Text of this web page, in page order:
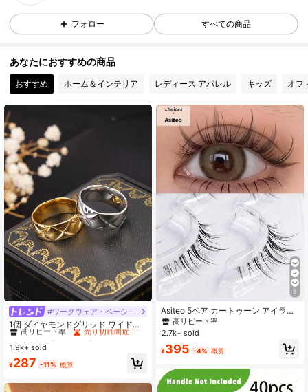
4.80 1 フォロワー
フォロー すべての商品
あなたにおすすめの商品
おすすめ ホーム＆インテリア レディース アパレル キッズ オフ
#ワークウェア・ベーシックス
1個 ダイヤモンドグリッド ワイドチ
タンリング、ゴールド/シルバーカラ
ー、ファッショナブルなパーソナラ
イズ、女性用、デイリーウェア&パー
ティーギフトに最適
#1 ベストセラー
18 Kゴールドメッキ 女性用リング
高リピート率
売り切れ間近！
#1 ベストセラー
18 Kゴールドメッキ 女性用リング
高リピート率
#1 ベストセラー
18 Kゴールドメッキ 女性用リング
高リピート率
#1 ベストセラー
18 Kゴールドメッキ 女性用リング
売り切れ間近！
1.9k+ sold
¥287 -11% 概算
8
Asiteo 5ペア カートゥーン アイラッ
シュ、透明で細いラッシュステム付
きフェアリーアイラッシュ、ナチュ
ラルでソフトな偽アイラッシュ付き
カートゥーンデーモンアイラッシ
ュ、初心者に適しています
高リピート率
2.7k+ sold
¥395 -4% 概算